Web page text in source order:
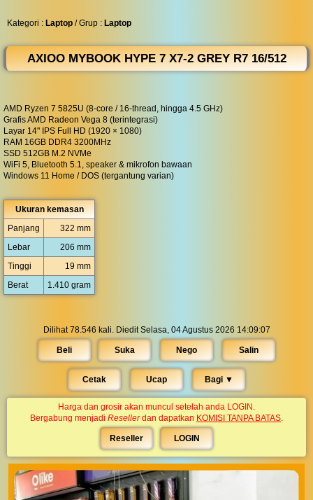
Kategori : Laptop / Grup : Laptop
AXIOO MYBOOK HYPE 7 X7-2 GREY R7 16/512
AMD Ryzen 7 5825U (8-core / 16-thread, hingga 4.5 GHz)
Grafis AMD Radeon Vega 8 (terintegrasi)
Layar 14" IPS Full HD (1920 × 1080)
RAM 16GB DDR4 3200MHz
SSD 512GB M.2 NVMe
WiFi 5, Bluetooth 5.1, speaker & mikrofon bawaan
Windows 11 Home / DOS (tergantung varian)
Ukuran kemasan
Panjang
322 mm
Lebar
206 mm
Tinggi
19 mm
Berat
1.410 gram
Dilihat 78.546 kali. Diedit Selasa, 04 Agustus 2026 14:09:07
Beli Suka Nego Salin
Cetak Ucap Bagi ▼︎
Harga dan grosir akan muncul setelah anda LOGIN.
Bergabung menjadi Resellerdan dapatkan KOMISI TANPA BATAS.
Reseller LOGIN